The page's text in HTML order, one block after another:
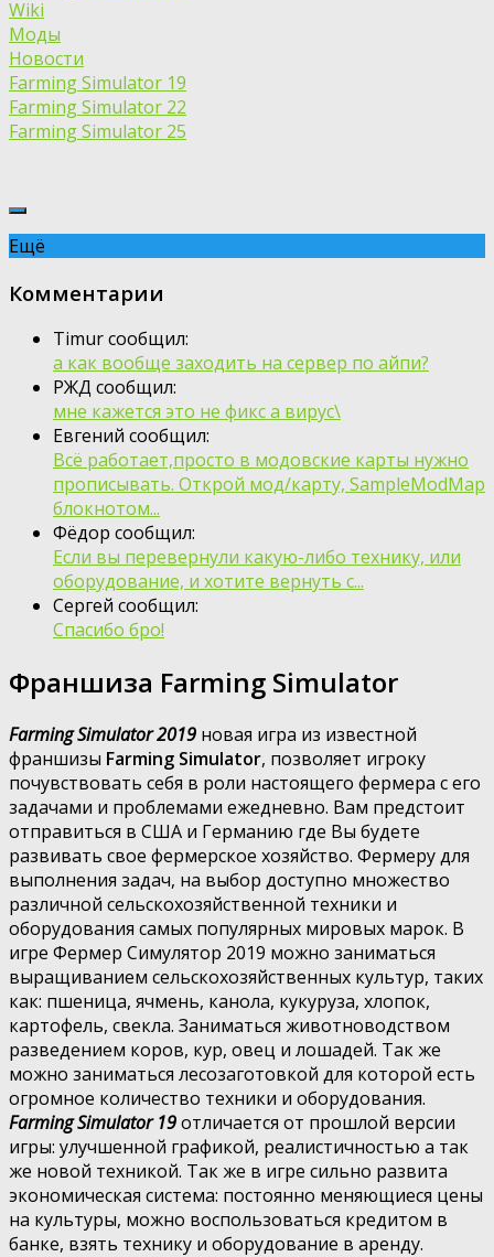
Wiki
Моды
Новости
Farming Simulator 19
Farming Simulator 22
Farming Simulator 25
Ещё
Комментарии
Timur сообщил:
а как вообще заходить на сервер по айпи?
РЖД сообщил:
мне кажется это не фикс а вирус\
Евгений сообщил:
Всё работает,просто в модовские карты нужно
прописывать. Открой мод/карту, SampleModMap
блокнотом...
Фёдор сообщил:
Если вы перевернули какую-либо технику, или
оборудование, и хотите вернуть с...
Сергей сообщил:
Спасибо бро!
Франшиза Farming Simulator
Farming Simulator 2019 новая игра из известной
франшизы Farming Simulator, позволяет игроку
почувствовать себя в роли настоящего фермера с его
задачами и проблемами ежедневно. Вам предстоит
отправиться в США и Германию где Вы будете
развивать свое фермерское хозяйство. Фермеру для
выполнения задач, на выбор доступно множество
различной сельскохозяйственной техники и
оборудования самых популярных мировых марок. В
игре Фермер Симулятор 2019 можно заниматься
выращиванием сельскохозяйственных культур, таких
как: пшеница, ячмень, канола, кукуруза, хлопок,
картофель, свекла. Заниматься животноводством
разведением коров, кур, овец и лошадей. Так же
можно заниматься лесозаготовкой для которой есть
огромное количество техники и оборудования.
Farming Simulator 19отличается от прошлой версии
игры: улучшенной графикой, реалистичностью а так
же новой техникой. Так же в игре сильно развита
экономическая система: постоянно меняющиеся цены
на культуры, можно воспользоваться кредитом в
банке, взять технику и оборудование в аренду.